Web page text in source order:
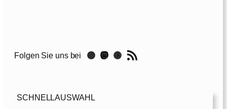
[
9
Folgen Sie uns bei Instagram Mastodon Threads RSS-Feed
SCHNELLAUSWAHL